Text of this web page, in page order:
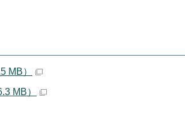
MB）
MB）